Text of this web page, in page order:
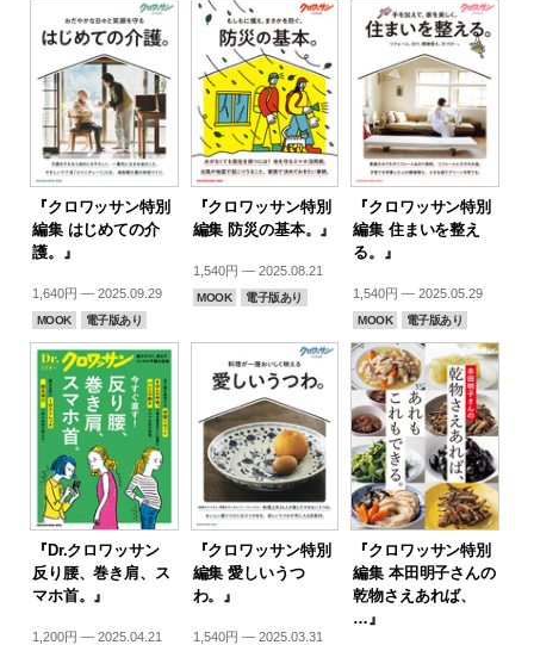
『クロワッサン特別
編集 はじめての介
護。』
1,640円 — 2025.09.29
MOOK 電子版あり
『クロワッサン特別
編集 防災の基本。』
1,540円 — 2025.08.21
MOOK 電子版あり
『クロワッサン特別
編集 住まいを整え
る。』
1,540円 — 2025.05.29
MOOK 電子版あり
『Dr.クロワッサン
反り腰、巻き肩、ス
マホ首。』
1,200円 — 2025.04.21
『クロワッサン特別
編集 愛しいうつ
わ。』
1,540円 — 2025.03.31
『クロワッサン特別
編集 本田明子さんの
乾物さえあれば、
…』